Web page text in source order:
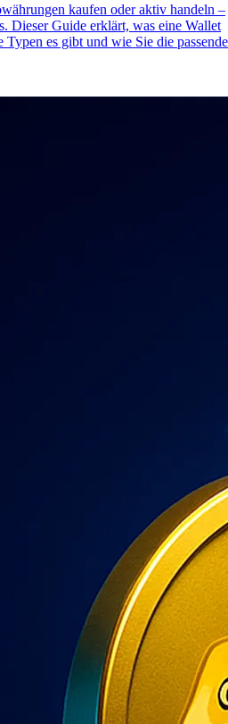
kaufen oder aktiv handeln –
Dieser Guide erklärt, was eine Wallet
es gibt und wie Sie die passende